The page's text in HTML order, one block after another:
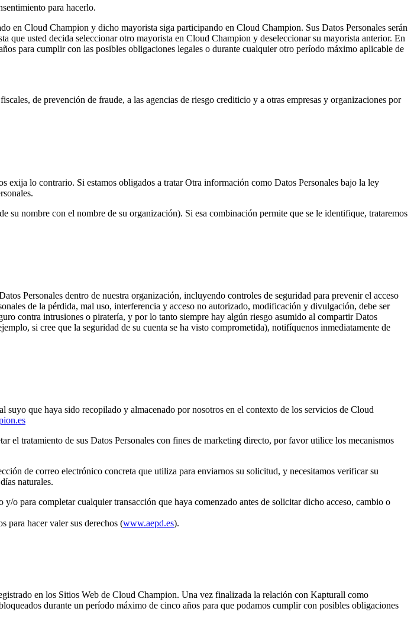
para hacerlo.
en Cloud Champion y dicho mayorista siga participando en Cloud Champion. Sus Datos Personales serán
que usted decida seleccionar otro mayorista en Cloud Champion y deseleccionar su mayorista anterior. En
para cumplir con las posibles obligaciones legales o durante cualquier otro período máximo aplicable de
de prevención de fraude, a las agencias de riesgo crediticio y a otras empresas y organizaciones por
lo contrario. Si estamos obligados a tratar Otra información como Datos Personales bajo la ley
nombre con el nombre de su organización). Si esa combinación permite que se le identifique, trataremos
Personales dentro de nuestra organización, incluyendo controles de seguridad para prevenir el acceso
de la pérdida, mal uso, interferencia y acceso no autorizado, modificación y divulgación, debe ser
contra intrusiones o piratería, y por lo tanto siempre hay algún riesgo asumido al compartir Datos
si cree que la seguridad de su cuenta se ha visto comprometida), notifíquenos inmediatamente de
que haya sido recopilado y almacenado por nosotros en el contexto de los servicios de Cloud
el tratamiento de sus Datos Personales con fines de marketing directo, por favor utilice los mecanismos
de correo electrónico concreta que utiliza para enviarnos su solicitud, y necesitamos verificar su
naturales.
o para completar cualquier transacción que haya comenzado antes de solicitar dicho acceso, cambio o
para hacer valer sus derechos (www.aepd.es).
en los Sitios Web de Cloud Champion. Una vez finalizada la relación con Kapturall como
durante un período máximo de cinco años para que podamos cumplir con posibles obligaciones